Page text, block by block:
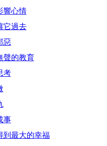
響心情
它過去
惡
聲的教育
考
事
到最大的幸福